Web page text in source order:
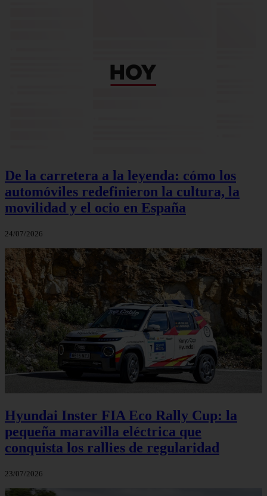
De la carretera a la leyenda: cómo los
automóviles redefinieron la cultura, la
movilidad y el ocio en España
24/07/2026
Hyundai Inster FIA Eco Rally Cup: la
pequeña maravilla eléctrica que
conquista los rallies de regularidad
23/07/2026